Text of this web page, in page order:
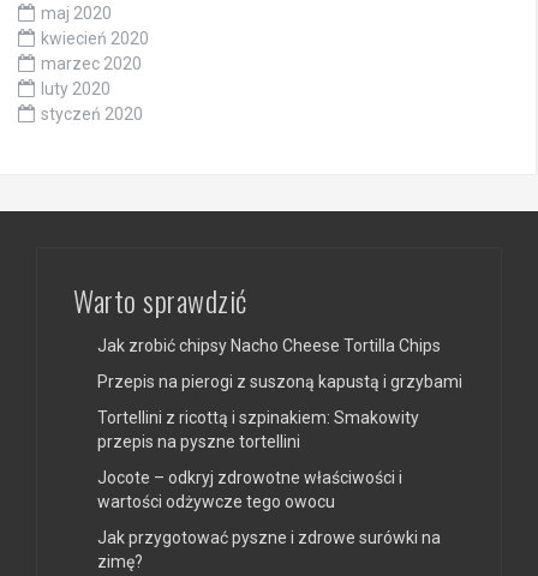
maj 2020
kwiecień 2020
marzec 2020
luty 2020
styczeń 2020
Warto sprawdzić
Jak zrobić chipsy Nacho Cheese Tortilla Chips
Przepis na pierogi z suszoną kapustą i grzybami
Tortellini z ricottą i szpinakiem: Smakowity
przepis na pyszne tortellini
Jocote – odkryj zdrowotne właściwości i
wartości odżywcze tego owocu
Jak przygotować pyszne i zdrowe surówki na
zimę?